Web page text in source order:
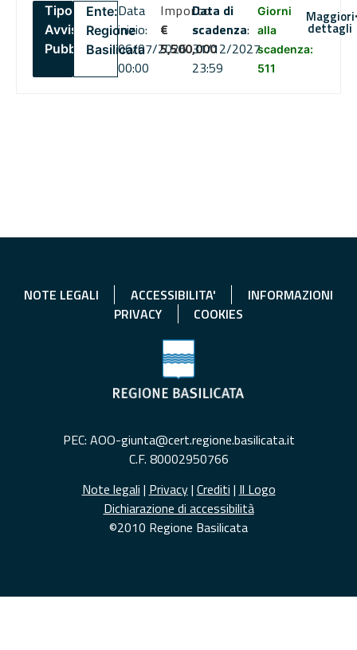
Tipo:
Avviso
Pubblico
Ente:
Regione
Basilicata
Data
inizio:
06/07/2026
00:00
Importo
€
5,500,000
Data di
scadenza:
31/12/2027
23:59
Giorni
alla
scadenza:
511
Maggiori
dettagli
NOTE LEGALI ACCESSIBILITA'
INFORMAZIONI
PRIVACY
COOKIES
PEC: AOO-giunta@cert.regione.basilicata.it
C.F. 80002950766
Note legali | Privacy| Crediti | Il Logo
Dichiarazione di accessibilità
©2010 Regione Basilicata